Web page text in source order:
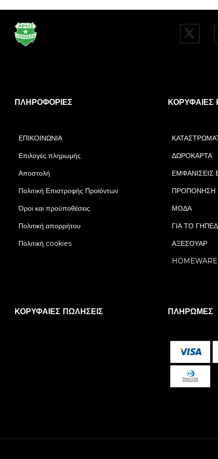
ΠΛΗΡΟΦΟΡΊΕΣ
ΕΠΙΚΟΙΝΩΝΙΑ
Επιλογές πληρωμής
Αποστολή
Πολιτική Επιστροφής Προϊόντων
Όροι και προϋποθέσεις
Πολιτική απορρήτου
Πολιτική cookies
ΚΟΡΥΦΑΊΕΣ
ΔΩΡΟΚΑΡΤΑ
ΕΜΦΑΝΙΣΕΙΣ
ΠΡΟΠΟΝΗΣΗ
ΜΟΔΑ
ΓΙΑ ΤΟ
ΑΞΕΣΟΥΑΡ
HOMEWARE
ΚΟΡΥΦΑΊΕΣ ΠΩΛΉΣΕΙΣ ΠΛΗΡΩΜΈΣ